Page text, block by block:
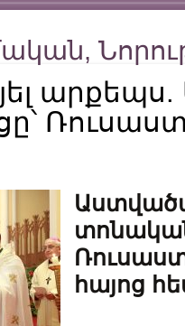
,
արքեպս.
հայոց